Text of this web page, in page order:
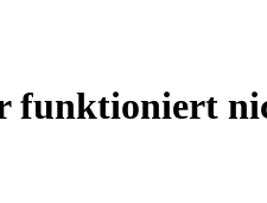
funktioniert